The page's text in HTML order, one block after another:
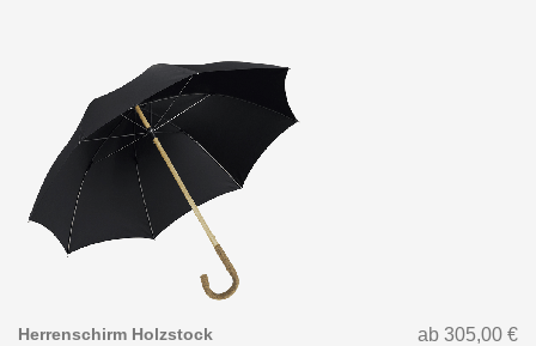
Herrenschirm Holzstock
ab 305,00 €